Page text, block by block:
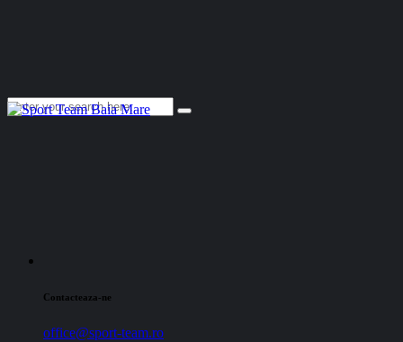
Contacteaza-ne
office@sport-team.ro